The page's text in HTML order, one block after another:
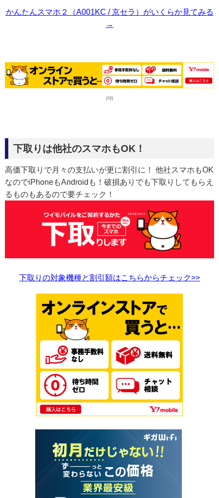
かんたんスマホ２（A001KC / 京セラ）がいくらか見てみる
→
PR
下取りは他社のスマホもOK！
高価下取りで月々の支払いが更に割引に！ 他社スマホもOK
なのでiPhoneもAndroidも！破損ありでも下取りしてもらえ
るものもあるので要チェック！
下取りの対象機種と割引額はこちらからチェック>>